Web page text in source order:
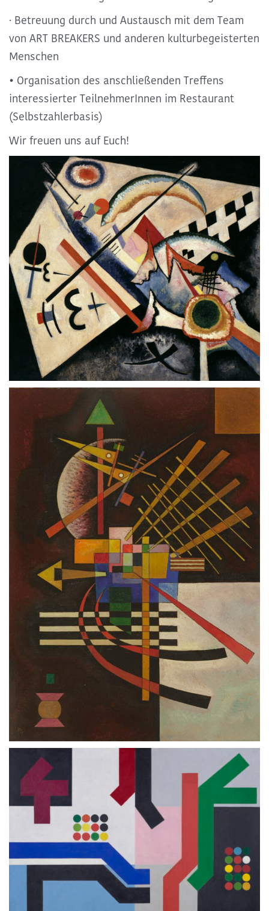
· Betreuung durch und Austausch mit dem Team
von ART BREAKERS und anderen kulturbegeisterten
Menschen
• Organisation des anschließenden Treffens
interessierter TeilnehmerInnen im Restaurant
(Selbstzahlerbasis)
Wir freuen uns auf Euch!